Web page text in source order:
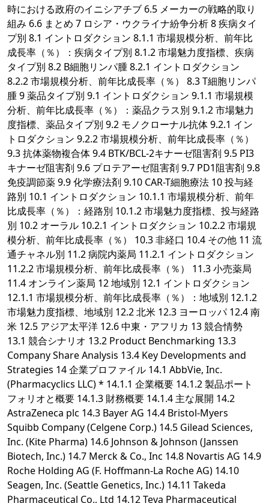
時における政府のイニシアチブ 6.5 メーカーの戦略的取り
組み 6.6 まとめ 7 ロシア・ウクライナ紛争分析 8 疾病タイ
プ別 8.1 イントロダクション 8.1.1 市場規模分析、前年比
成長率（％）：疾病タイプ別 8.1.2 市場魅力度指標、疾病
タイプ別 8.2 B細胞リンパ腫 8.2.1 イントロダクション
8.2.2 市場規模分析、前年比成長率（％） 8.3 T細胞リンパ
腫 9 薬品タイプ別 9.1 イントロダクション 9.1.1 市場規模
分析、前年比成長率（％）：薬品クラス別 9.1.2 市場魅力
度指標、薬品タイプ別 9.2 モノクローナル抗体 9.2.1 イン
トロダクション 9.2.2 市場規模分析、前年比成長率（％）
9.3 抗体薬物複合体 9.4 BTK/BCL-2キナーゼ阻害剤 9.5 PI3
キナーゼ阻害剤 9.6 プロテアーゼ阻害剤 9.7 PD1阻害剤 9.8
免疫調節薬 9.9 化学療法剤 9.10 CAR-T細胞療法 10 投与経
路別 10.1 イントロダクション 10.1.1 市場規模分析、前年
比成長率（％）：経路別 10.1.2 市場魅力度指標、投与経路
別 10.2 オーラル 10.2.1 イントロダクション 10.2.2 市場規
模分析、前年比成長率（％） 10.3 非経口 10.4 その他 11 流
通チャネル別 11.2 病院内薬局 11.2.1 イントロダクション
11.2.2 市場規模分析、前年比成長率（％） 11.3 小売薬局
11.4 オンライン薬局 12 地域別 12.1 イントロダクション
12.1.1 市場規模分析、前年比成長率（％）：地域別 12.1.2
市場魅力度指標、地域別 12.2 北米 12.3 ヨーロッパ 12.4 南
米 12.5 アジア太平洋 12.6 中東・アフリカ 13 競合情勢
13.1 競合シナリオ 13.2 Product Benchmarking 13.3
Company Share Analysis 13.4 Key Developments and
Strategies 14 企業プロファイル 14.1 AbbVie, Inc.
(Pharmacyclics LLC) * 14.1.1 企業概要 14.1.2 製品ポート
フォリオと概要 14.1.3 財務概要 14.1.4 主な展開 14.2
AstraZeneca plc 14.3 Bayer AG 14.4 Bristol-Myers
Squibb Company (Celgene Corp.) 14.5 Gilead Sciences,
Inc. (Kite Pharma) 14.6 Johnson & Johnson (Janssen
Biotech, Inc.) 14.7 Merck & Co., Inc 14.8 Novartis AG 14.9
Roche Holding AG (F. Hoffmann-La Roche AG) 14.10
Seagen, Inc. (Seattle Genetics, Inc.) 14.11 Takeda
Pharmaceutical Co., Ltd 14.12 Teva Pharmaceutical